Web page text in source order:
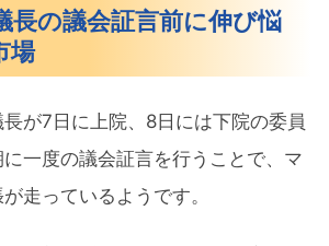
長の議会証言前に伸び悩
場
が7日に上院、8日には下院の委員
一度の議会証言を行うことで、マ
走っているようです。